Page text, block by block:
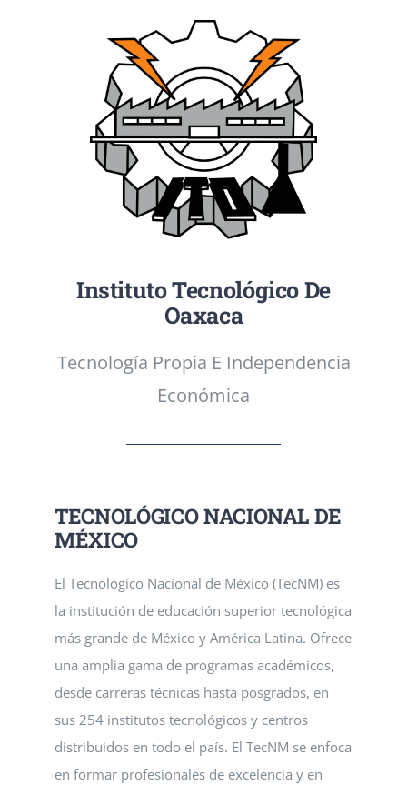
Protección de Datos Personales
Investigación
Servicios en Linea
ContactoInstituto Tecnológico De
Oaxaca
Tecnología Propia E Independencia
Económica
TECNOLÓGICO NACIONAL DE
MÉXICO
El Tecnológico Nacional de México (TecNM) es
la institución de educación superior tecnológica
más grande de México y América Latina. Ofrece
una amplia gama de programas académicos,
desde carreras técnicas hasta posgrados, en
sus 254 institutos tecnológicos y centros
distribuidos en todo el país. El TecNM se enfoca
en formar profesionales de excelencia y en